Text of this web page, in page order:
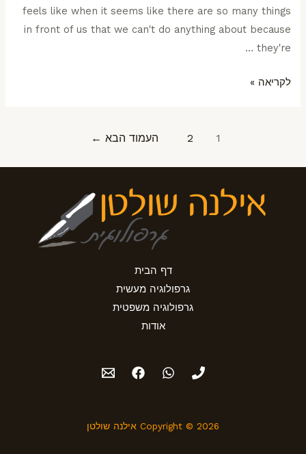
feels like when it seems like there are so many things
in front of us that we can't do anything about because
they're …
לקריאה »
1
2 העמוד הבא ←
דף הבית
גרפולוגיה מעשית
גרפולוגיה משפטית
אודות
Copyright © 2026 אילנה שולטן